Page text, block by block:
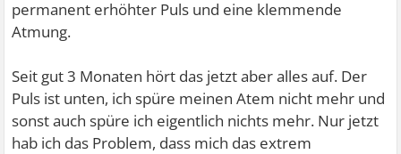
permanent erhöhter Puls und eine klemmende
Atmung.
Seit gut 3 Monaten hört das jetzt aber alles auf. Der
Puls ist unten, ich spüre meinen Atem nicht mehr und
sonst auch spüre ich eigentlich nichts mehr. Nur jetzt
hab ich das Problem, dass mich das extrem